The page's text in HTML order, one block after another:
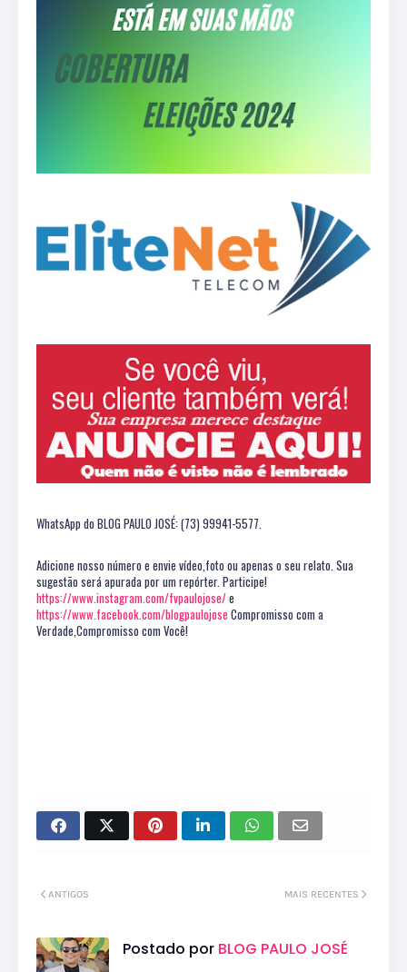
WhatsApp do BLOG PAULO JOSÉ: (73) 99941-5577.
Adicione nosso número e envie vídeo,foto ou apenas o seu relato. Sua
sugestão será apurada por um repórter. Participe!
https://www.instagram.com/fvpaulojose/e
https://www.facebook.com/blogpaulojose Compromisso com a
Verdade,Compromisso com Você!
MAIS RECENTES
ANTIGOS
Postado por BLOG PAULO JOSÉ